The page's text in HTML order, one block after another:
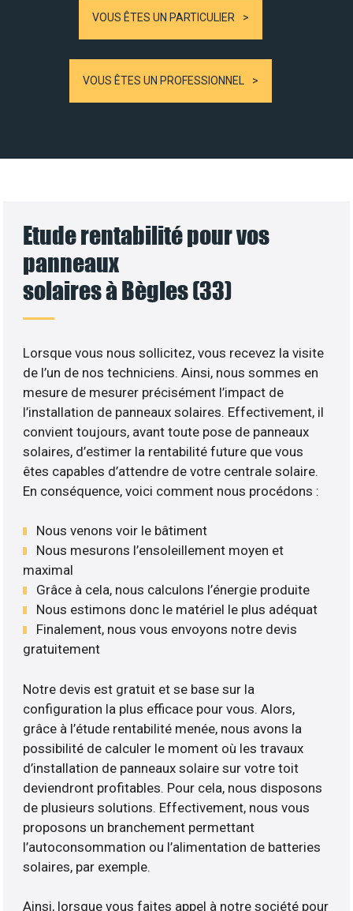
VOUS ÊTES UN PARTICULIER
VOUS ÊTES UN PROFESSIONNEL
Etude rentabilité pour vos
panneaux
solaires à Bègles (33)
Lorsque vous nous sollicitez, vous recevez la visite
de l’un de nos techniciens. Ainsi, nous sommes en
mesure de mesurer précisément l’impact de
l’installation de panneaux solaires. Effectivement, il
convient toujours, avant toute pose de panneaux
solaires, d’estimer la rentabilité future que vous
êtes capables d’attendre de votre centrale solaire.
En conséquence, voici comment nous procédons :
Nous venons voir le bâtiment
Nous mesurons l’ensoleillement moyen et
maximal
Grâce à cela, nous calculons l’énergie produite
Nous estimons donc le matériel le plus adéquat
Finalement, nous vous envoyons notre devis
gratuitement
Notre devis est gratuit et se base sur la
configuration la plus efficace pour vous. Alors,
grâce à l’étude rentabilité menée, nous avons la
possibilité de calculer le moment où les travaux
d’installation de panneaux solaire sur votre toit
deviendront profitables. Pour cela, nous disposons
de plusieurs solutions. Effectivement, nous vous
proposons un branchement permettant
l’autoconsommation ou l’alimentation de batteries
solaires, par exemple.
Ainsi, lorsque vous faites appel à notre société pour